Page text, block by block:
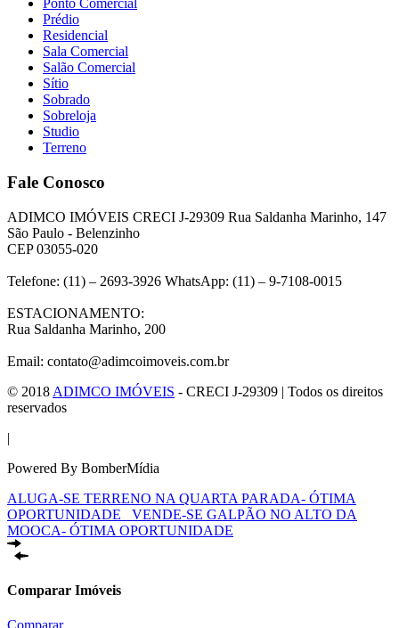
Ponto Comercial
Prédio
Residencial
Sala Comercial
Salão Comercial
Sítio
Sobrado
Sobreloja
Studio
Terreno
Fale Conosco
ADIMCO IMÓVEIS CRECI J-29309 Rua Saldanha Marinho, 147
São Paulo - Belenzinho
CEP 03055-020
Telefone: (11) – 2693-3926 WhatsApp: (11) – 9-7108-0015
ESTACIONAMENTO:
Rua Saldanha Marinho, 200
Email: contato@adimcoimoveis.com.br
© 2018 ADIMCO IMÓVEIS - CRECI J-29309 | Todos os direitos
reservados
|
Powered By BomberMídia
ALUGA-SE TERRENO NA QUARTA PARADA- ÓTIMA
OPORTUNIDADE
VENDE-SE GALPÃO NO ALTO DA
MOOCA- ÓTIMA OPORTUNIDADE
Comparar Imóveis